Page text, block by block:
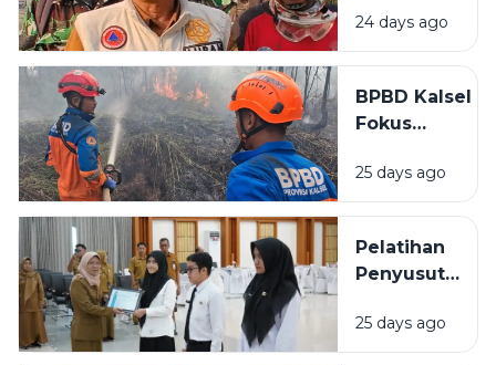
Cegah
Karhutla
Landasan
Ulin Timur
24 days ago
BPBD Kalsel
Fokus
Permukiman
Saat
Meluas di
Banjarbaru
25 days ago
Pelatihan
Penyusutan
BPSDMD
Kalsel
25 days ago